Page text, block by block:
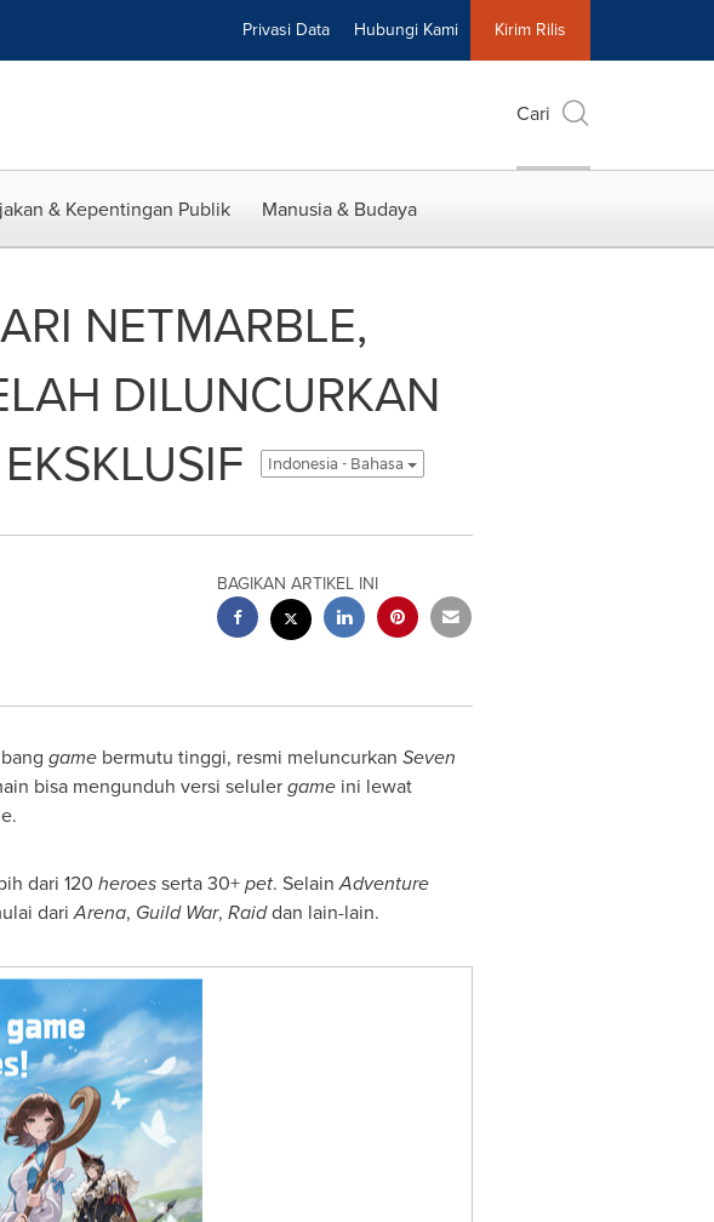
Privasi Data Hubungi Kami Kirim Rilis
Cari
& Kepentingan Publik Manusia & Budaya
NETMARBLE,
DILUNCURKAN
Indonesia - Bahasa
BAGIKAN ARTIKEL INI
game bermutu tinggi, resmi meluncurkan Seven
bisa mengunduh versi selulergame ini lewat
dari 120 heroesserta 30+pet. SelainAdventure
dariArena, Guild War, Raiddan lain-lain.